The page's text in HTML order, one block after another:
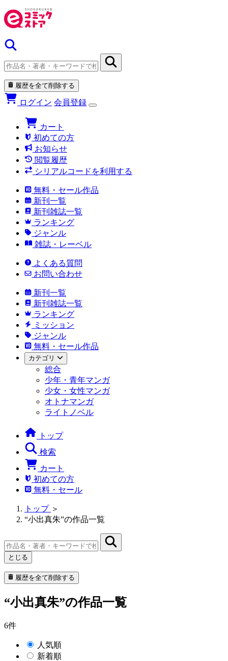
履歴を全て削除する
ログイン 会員登録
カート
初めての方
お知らせ
閲覧履歴
シリアルコードを利用する
無料・セール作品
新刊一覧
新刊雑誌一覧
ランキング
ジャンル
雑誌・レーベル
よくある質問
お問い合わせ
新刊一覧
新刊雑誌一覧
ランキング
ミッション
ジャンル
無料・セール作品
カテゴリ
総合
少年・青年マンガ
少女・女性マンガ
オトナマンガ
ライトノベル
トップ
検索
カート
初めての方
無料・セール
トップ ＞
“小出真朱”の作品一覧
とじる
履歴を全て削除する
“小出真朱”の作品一覧
6件
人気順
新着順